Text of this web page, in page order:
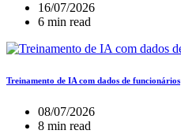
16/07/2026
6 min read
Treinamento de IA com dados de funcionários
08/07/2026
8 min read